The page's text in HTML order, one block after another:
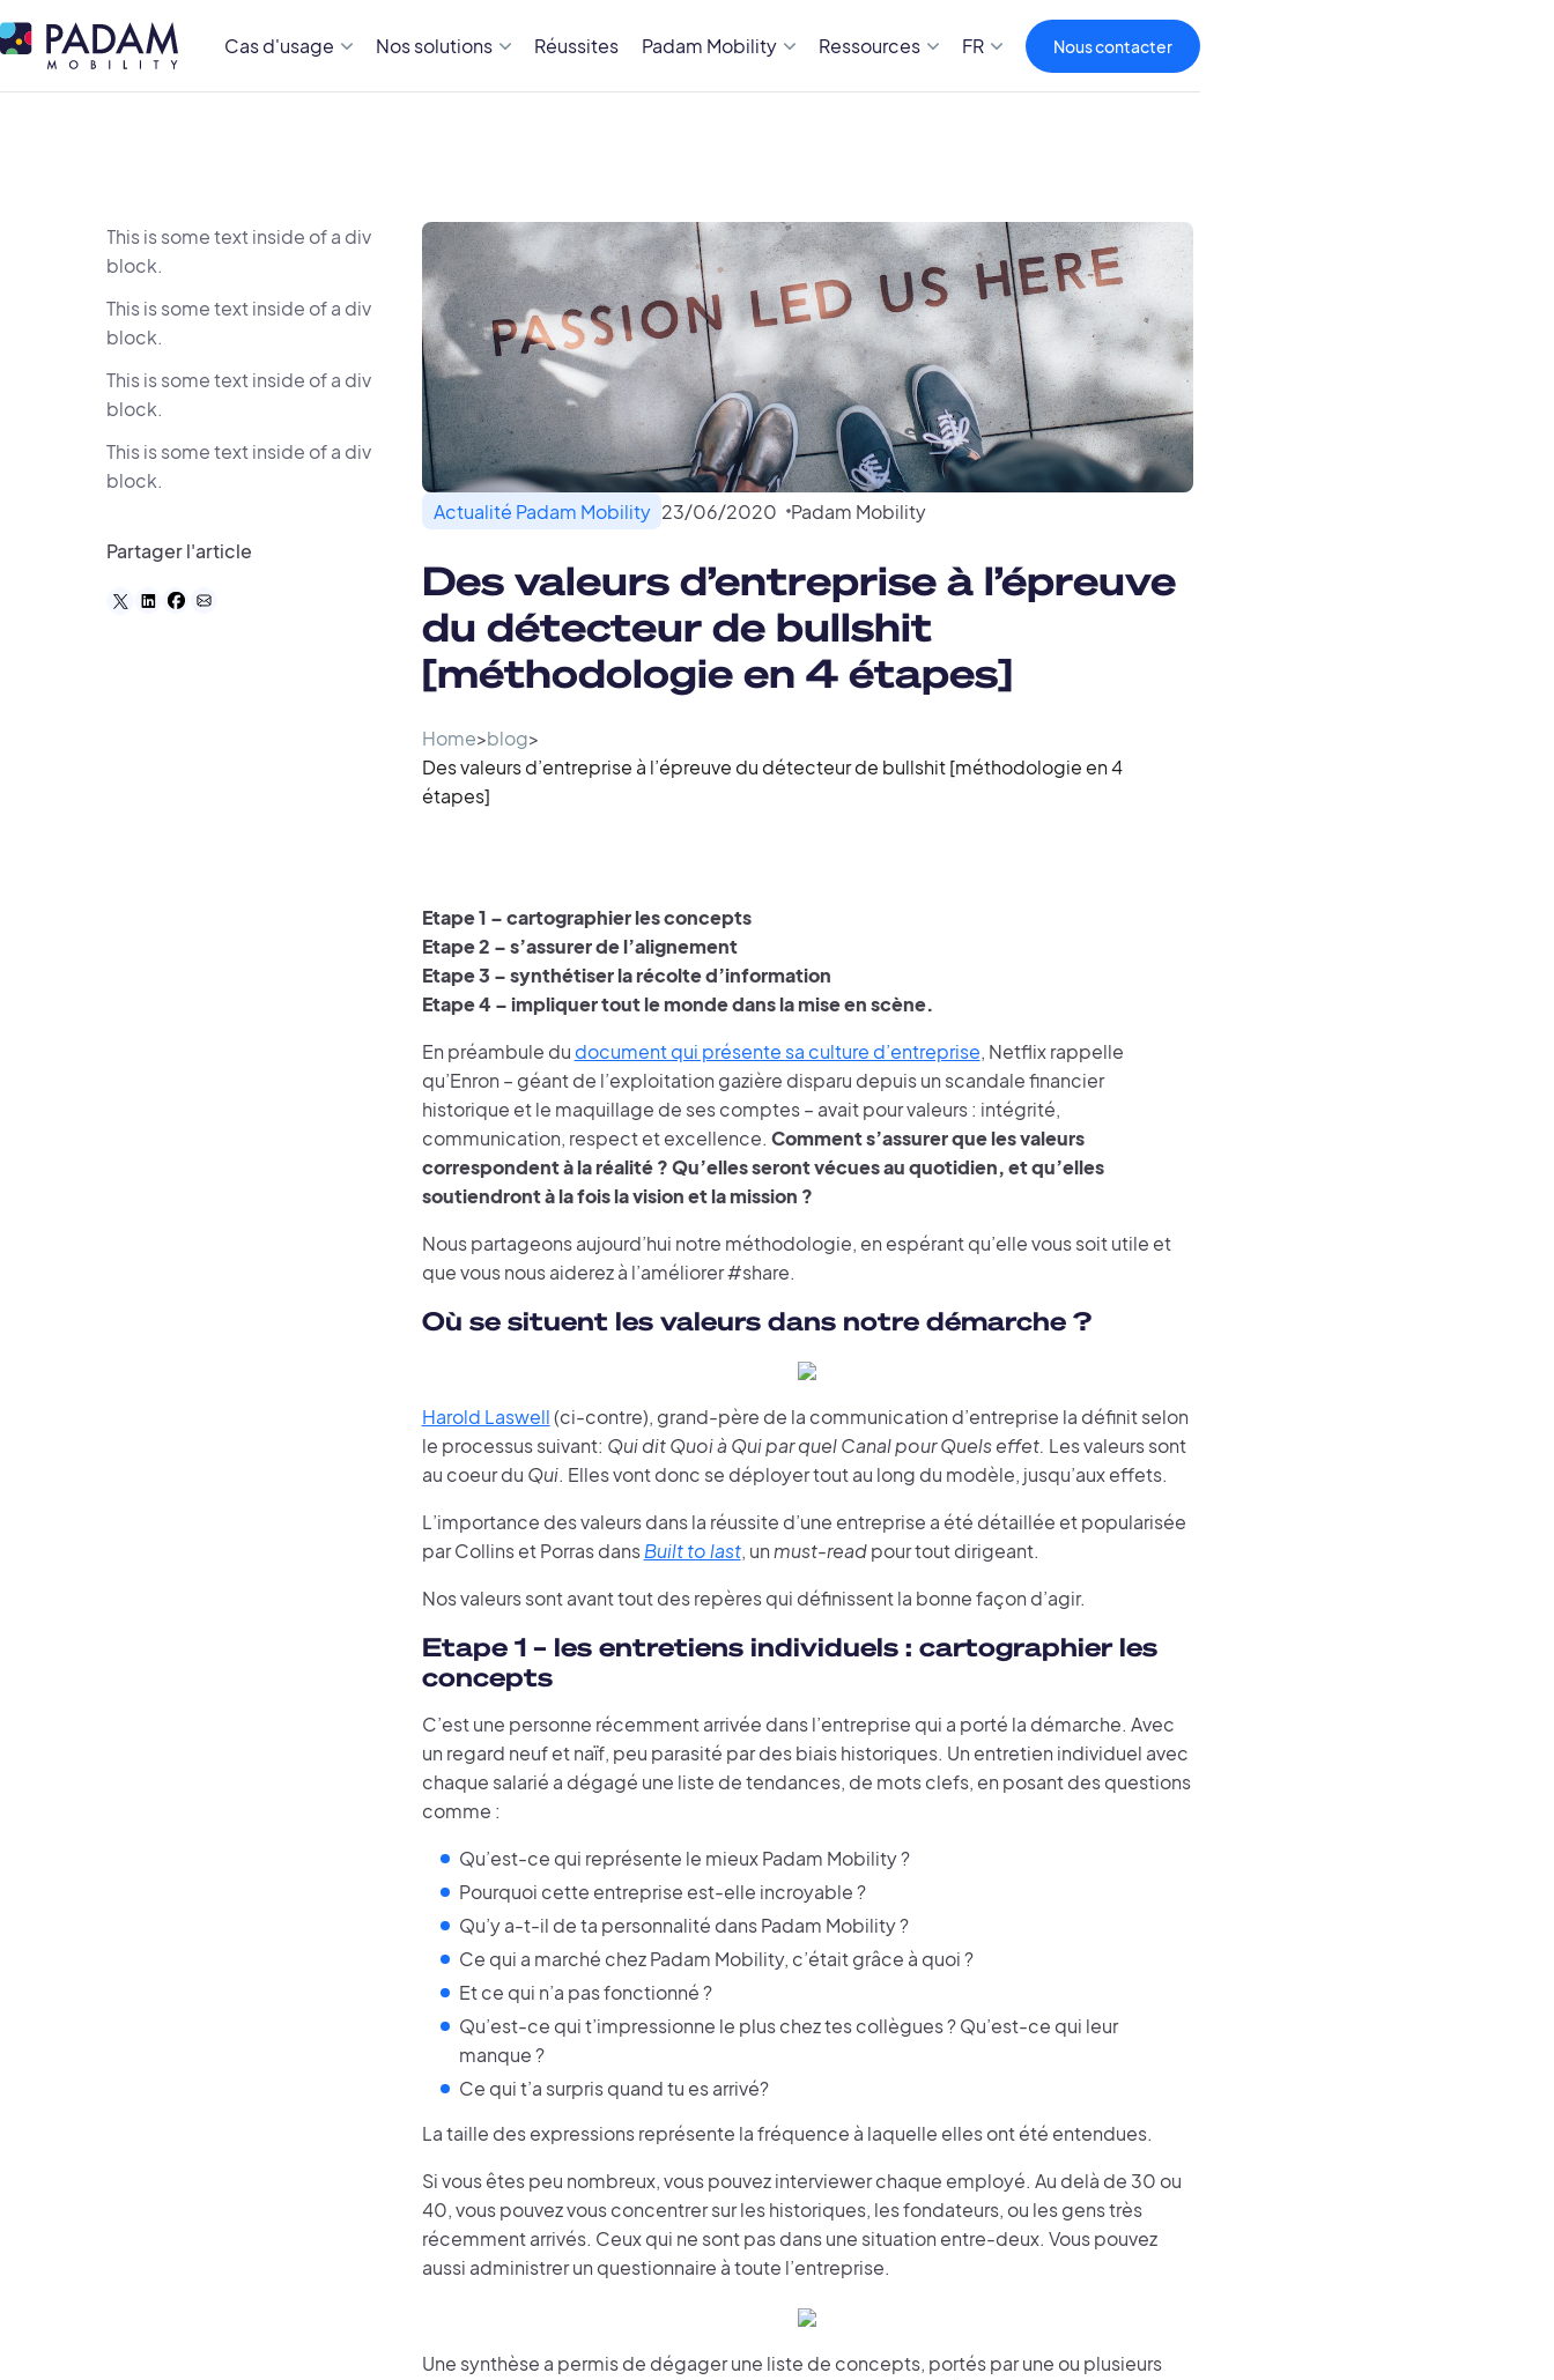
Cas d'usage Nos solutions Réussites Padam Mobility Ressources FR Nous contacter
This is some text inside of a div
block.
This is some text inside of a div
block.
This is some text inside of a div
block.
This is some text inside of a div
block.
Partager l'article
Home>blog>
Des valeurs d’entreprise à l’épreuve du détecteur de bullshit [méthodologie en 4
étapes]
Des valeurs d’entreprise à l’épreuve
du détecteur de bullshit
[méthodologie en 4 étapes]
Actualité Padam Mobility 23/06/2020 Padam Mobility
Etape 1 – cartographier les concepts
Etape 2 – s’assurer de l’alignement
Etape 3 – synthétiser la récolte d’information
Etape 4 – impliquer tout le monde dans la mise en scène.
En préambule du document qui présente sa culture d’entreprise, Netflix rappelle
qu’Enron – géant de l’exploitation gazière disparu depuis un scandale financier
historique et le maquillage de ses comptes – avait pour valeurs : intégrité,
communication, respect et excellence. Comment s’assurer que les valeurs
correspondent à la réalité ? Qu’elles seront vécues au quotidien, et qu’elles
soutiendront à la fois la vision et la mission ?
Nous partageons aujourd’hui notre méthodologie, en espérant qu’elle vous soit utile et
que vous nous aiderez à l’améliorer #share.
Où se situent les valeurs dans notre démarche ?
Harold Laswell(ci-contre), grand-père de la communication d’entreprise la définit selon
le processus suivant: Qui dit Quoi à Qui par quel Canal pour Quels effet. Les valeurs sont
au coeur du Qui. Elles vont donc se déployer tout au long du modèle, jusqu’aux effets.
L’importance des valeurs dans la réussite d’une entreprise a été détaillée et popularisée
par Collins et Porras dansBuilt to last, unmust-readpour tout dirigeant.
Nos valeurs sont avant tout des repères qui définissent la bonne façon d’agir.
Etape 1 – les entretiens individuels : cartographier les
concepts
C’est une personne récemment arrivée dans l’entreprise qui a porté la démarche. Avec
un regard neuf et naïf, peu parasité par des biais historiques. Un entretien individuel avec
chaque salarié a dégagé une liste de tendances, de mots clefs, en posant des questions
comme :
Qu’est-ce qui représente le mieux Padam Mobility ?
Pourquoi cette entreprise est-elle incroyable ?
Qu’y a-t-il de ta personnalité dans Padam Mobility ?
Ce qui a marché chez Padam Mobility, c’était grâce à quoi ?
Et ce qui n’a pas fonctionné ?
Qu’est-ce qui t’impressionne le plus chez tes collègues ? Qu’est-ce qui leur
manque ?
Ce qui t’a surpris quand tu es arrivé?
La taille des expressions représente la fréquence à laquelle elles ont été entendues.
Si vous êtes peu nombreux, vous pouvez interviewer chaque employé. Au delà de 30 ou
40, vous pouvez vous concentrer sur les historiques, les fondateurs, ou les gens très
récemment arrivés. Ceux qui ne sont pas dans une situation entre-deux. Vous pouvez
aussi administrer un questionnaire à toute l’entreprise.
Une synthèse a permis de dégager une liste de concepts, portés par une ou plusieurs